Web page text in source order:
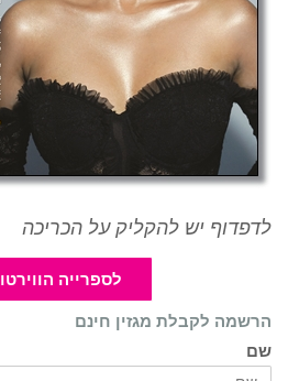
יש להקליק על הכריכה
לספרייה הווירטואלית
לקבלת מגזין חינם